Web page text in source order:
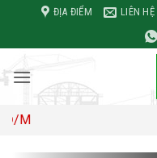
nội
dung
ĐỊA ĐIỂM LIÊN HỆ